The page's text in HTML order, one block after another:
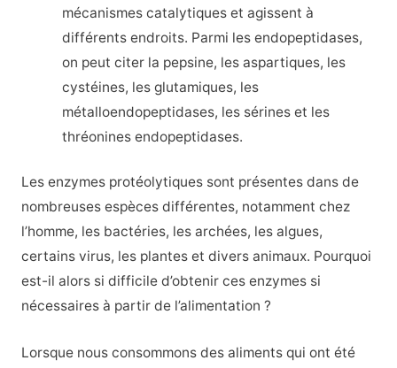
mécanismes catalytiques et agissent à
différents endroits. Parmi les endopeptidases,
on peut citer la pepsine, les aspartiques, les
cystéines, les glutamiques, les
métalloendopeptidases, les sérines et les
thréonines endopeptidases.
Les enzymes protéolytiques sont présentes dans de
nombreuses espèces différentes, notamment chez
l’homme, les bactéries, les archées, les algues,
certains virus, les plantes et divers animaux. Pourquoi
est-il alors si difficile d’obtenir ces enzymes si
nécessaires à partir de l’alimentation ?
Lorsque nous consommons des aliments qui ont été